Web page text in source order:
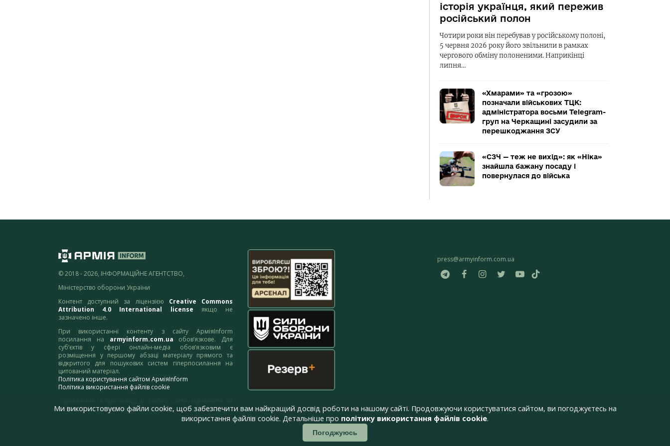
історія українця, який пережив
російський полон
Чотири роки він перебував у російському полоні,
5 червня 2026 року його звільнили в рамках
чергового обміну полоненими. Наприкінці
липня…
«Хмарами» та «грозою»
позначали військових ТЦК:
адміністратора восьми Telegram-
груп на Черкащині засудили за
перешкоджання ЗСУ
«СЗЧ — теж не вихід»: як «Ніка»
знайшла бажану посаду і
повернулася до війська
© 2018 - 2026, ІНФОРМАЦІЙНЕ АГЕНТСТВО,
Міністерство оборони України
Контент доступний за ліцензією Creative Commons
Attribution 4.0 International license якщо не
зазначено інше.
При використанні контенту з сайту АрміяInform
посилання на armyinform.com.ua обов’язкове. Для
суб’єктів у сфері онлайн-медіа обов’язковим є
розміщення у першому абзаці матеріалу прямого та
відкритого для пошукових систем гіперпосилання на
цитований матеріал.
Політика користування сайтом АрміяInform
Політика використання файлів cookie
адресу:webmaster@armyinform.com.ua
press@armyinform.com.ua
Ми використовуємо файли cookie, щоб забезпечити вам найкращий досвід роботи на нашому сайті. Продовжуючи користуватися сайтом, ви погоджуєтесь на
використання файлів cookie. Детальніше про політику використання файлів cookie.
Погоджуюсь